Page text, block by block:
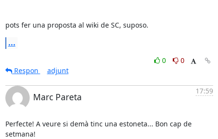
pots fer una proposta al wiki de SC, suposo.
...
0
0
Respon
adjunt
Marc Pareta
17:59
Perfecte! A veure si demà tinc una estoneta... Bon cap de
setmana!